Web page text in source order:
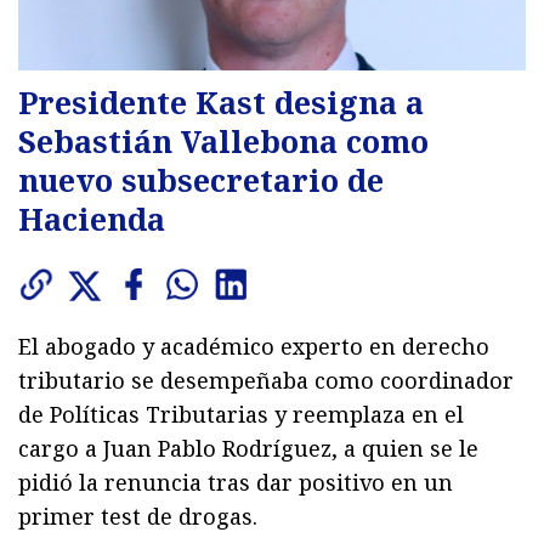
Presidente Kast designa a
Sebastián Vallebona como
nuevo subsecretario de
Hacienda
El abogado y académico experto en derecho
tributario se desempeñaba como coordinador
de Políticas Tributarias y reemplaza en el
cargo a Juan Pablo Rodríguez, a quien se le
pidió la renuncia tras dar positivo en un
primer test de drogas.